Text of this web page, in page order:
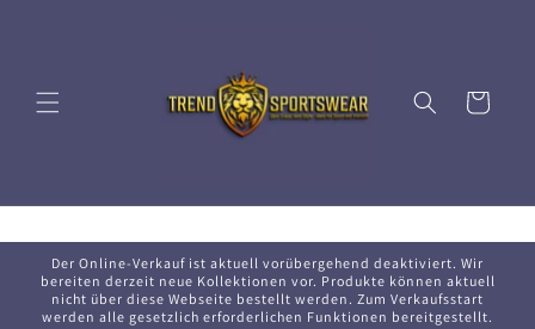
Warenkorb
Der Online-Verkauf ist aktuell vorübergehend deaktiviert. Wir
bereiten derzeit neue Kollektionen vor. Produkte können aktuell
nicht über diese Webseite bestellt werden. Zum Verkaufsstart
werden alle gesetzlich erforderlichen Funktionen bereitgestellt.